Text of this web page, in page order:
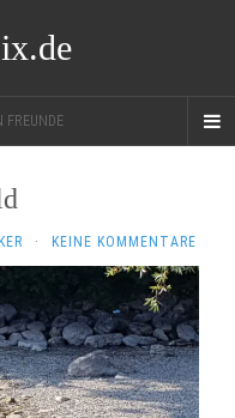
FREUNDE
· KEINE KOMMENTARE